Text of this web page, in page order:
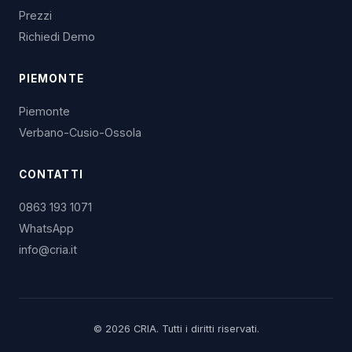
Prezzi
Richiedi Demo
PIEMONTE
Piemonte
Verbano-Cusio-Ossola
CONTATTI
0863 193 1071
WhatsApp
info@cria.it
© 2026 CRIA. Tutti i diritti riservati.